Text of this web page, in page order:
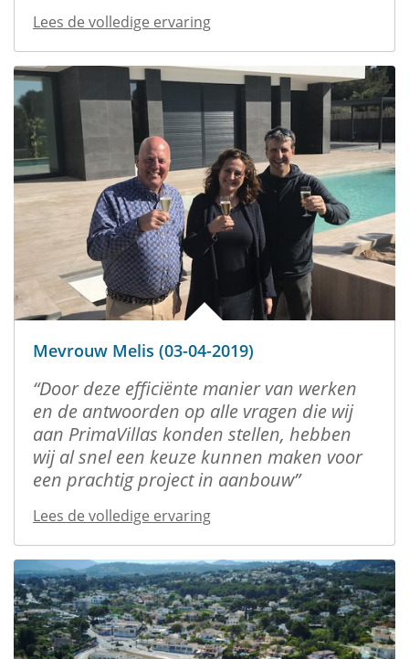
Lees de volledige ervaring
Mevrouw Melis (03-04-2019)
Door deze efficiënte manier van werken
en de antwoorden op alle vragen die wij
aan PrimaVillas konden stellen, hebben
wij al snel een keuze kunnen maken voor
een prachtig project in aanbouw
Lees de volledige ervaring